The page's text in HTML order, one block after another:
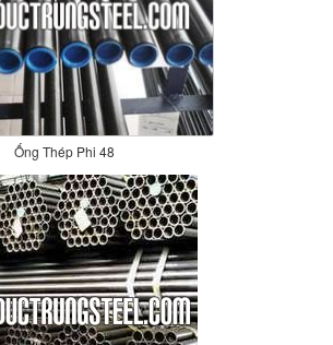
Ống Thép Phi 48